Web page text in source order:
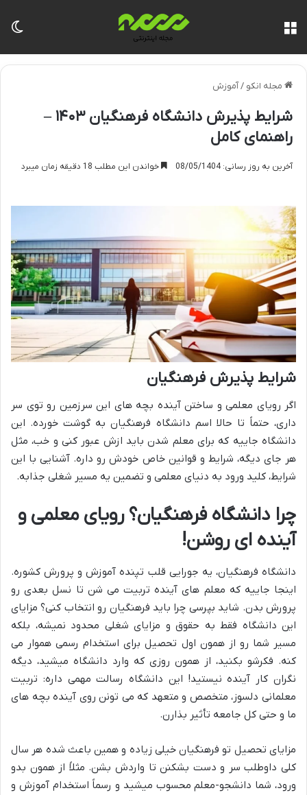
مجله انکو /آموزش
شرایط پذیرش دانشگاه فرهنگیان ۱۴۰۳ –
راهنمای کامل
آخرین به روز رسانی: 08/05/1404 خواندن این مطلب 18 دقیقه زمان میبرد
شرایط پذیرش فرهنگیان
اگر رویای معلمی و ساختن آینده بچه های این سرزمین رو توی سر
داری، حتماً تا حالا اسم دانشگاه فرهنگیان به گوشت خورده. این
دانشگاه جاییه که برای معلم شدن باید ازش عبور کنی و خب، مثل
هر جای دیگه، شرایط و قوانین خاص خودش رو داره. آشنایی با این
شرایط، کلید ورود به دنیای معلمی و تضمین یه مسیر شغلی جذابه.
چرا دانشگاه فرهنگیان؟ رویای معلمی و
آینده ای روشن!
دانشگاه فرهنگیان، یه جورایی قلب تپنده آموزش و پرورش کشوره.
اینجا جاییه که معلم های آینده تربیت می شن تا نسل بعدی رو
پرورش بدن. شاید بپرسی چرا باید فرهنگیان رو انتخاب کنی؟ مزایای
این دانشگاه فقط به حقوق و مزایای شغلی محدود نمیشه، بلکه
مسیر شما رو از همون اول تحصیل برای استخدام رسمی هموار می
کنه. فکرشو بکنید، از همون روزی که وارد دانشگاه میشید، دیگه
نگران کار آینده نیستید! این دانشگاه رسالت مهمی داره: تربیت
معلمانی دلسوز، متخصص و متعهد که می تونن روی آینده بچه های
ما و حتی کل جامعه تأثیر بذارن.
مزایای تحصیل تو فرهنگیان خیلی زیاده و همین باعث شده هر سال
کلی داوطلب سر و دست بشکنن تا واردش بشن. مثلاً از همون بدو
ورود، شما دانشجو-معلم محسوب میشید و رسماً استخدام آموزش و